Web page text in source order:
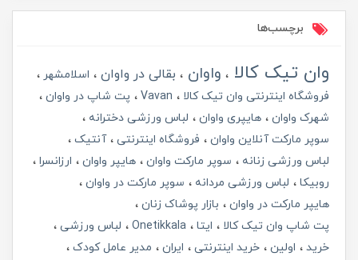
برچسب‌ها
وان تیک کالا واوان بقالی در واوان
اسلامشهر
فروشگاه اینترنتی وان تیک کالا
Vavan
پت شاپ در واوان
شهرک واوان
هایپری واوان
لباس ورزشی دخترانه
سوپر مارکت آنلاین واوان
فروشگاه اینترنتی
آنتیک
لباس ورزشی زنانه
سوپر مارکت واوان هایپر واوان
ارزانسرا
روبیکا
لباس ورزشی مردانه
سوپر مارکت در واوان
هایپر مارکت در واوان
بازار پوشاک زنان
پت شاپ وان تیک کالا
ایتا Onetikkala
لباس ورزشی
خرید
اولین خرید اینترنتی ایران
مدیر عامل کودک